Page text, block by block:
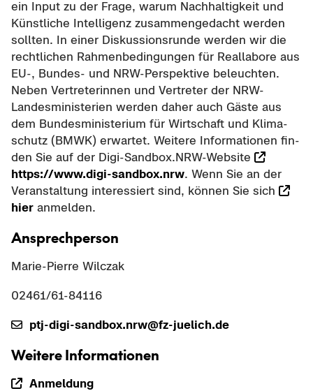
ein Input zu der Frage, warum Nach­hal­tig­keit und
Künst­li­che In­tel­li­genz zu­sam­men­ge­dacht wer­den
soll­ten. In einer Dis­kus­si­ons­run­de wer­den wir die
recht­li­chen Rah­men­be­din­gun­gen für Re­al­la­bo­re aus
EU-, Bundes-​ und NRW-​Perspektive be­leuch­ten.
Neben Ver­tre­te­rin­nen und Ver­tre­ter der NRW-​
Landesministerien wer­den daher auch Gäste aus
dem Bun­des­mi­nis­te­ri­um für Wirt­schaft und Kli­ma­
schutz (BMWK) er­war­tet. Wei­te­re In­for­ma­tio­nen fin­
den Sie auf der Digi-​Sandbox.NRW-​Website
https://www.digi-​sandbox.nrw. Wenn Sie an der
Ver­an­stal­tung in­ter­es­siert sind, kön­nen Sie sich
hier an­mel­den.
An­sprech­per­son
Marie-​Pierre Wilczak
02461/61-​84116
ptj-​digi-sandbox.nrw@fz-​juelich.de
Wei­te­re In­for­ma­tio­nen
An­mel­dung